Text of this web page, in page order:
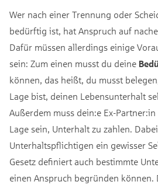
Wer nach einer Trennung oder
bedürftig ist, hat Anspruch auf
Dafür müssen allerdings einige
sein: Zum einen musst du deine
können, das heißt, du musst
Lage bist, deinen Lebensunterhalt
Außerdem muss dein:e Ex-
Lage sein, Unterhalt zu zahlen.
Unterhaltspflichtigen ein gewisser
Gesetz definiert auch bestimmte
einen Anspruch begründen können.